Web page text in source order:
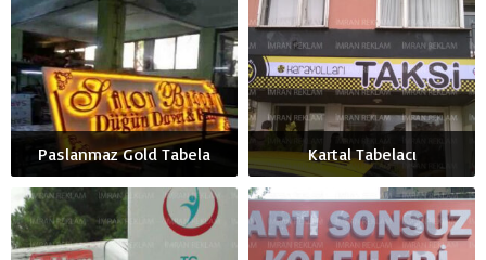
Paslanmaz Gold Tabela Kartal Tabelacı